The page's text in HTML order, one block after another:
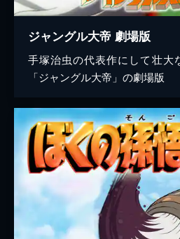
ジャングル大帝 劇場版
手塚治虫の代表作にして壮大
「ジャングル大帝」の劇場版